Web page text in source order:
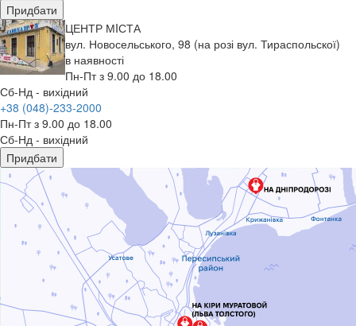
Придбати
ЦЕНТР МIСТА
вул. Новосельського, 98 (на розі вул. Тираспольскої)
в наявності
Пн-Пт з 9.00 до 18.00
Сб-Нд - вихідний
+38 (048)-233-2000
Пн-Пт з 9.00 до 18.00
Сб-Нд - вихідний
Придбати